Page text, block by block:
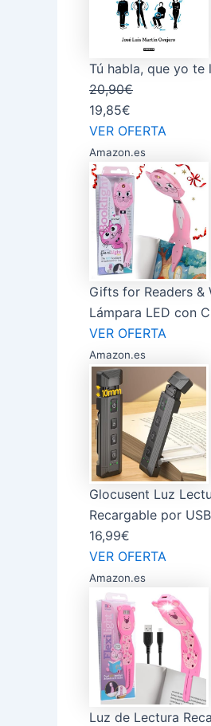
Tú habla, que yo te
20,90€
19,85€
VER OFERTA
Amazon.es
Gifts for Readers &
Lámpara LED con
VER OFERTA
Amazon.es
Glocusent Luz
Recargable por
16,99€
VER OFERTA
Amazon.es
Luz de Lectura